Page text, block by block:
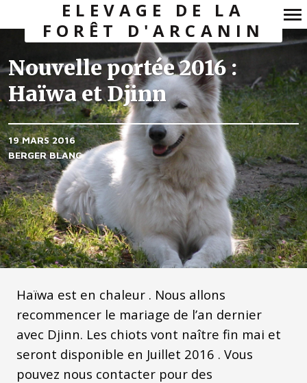
Navigation
principale
ELEVAGE DE LA
FORÊT D'ARCANIN
Nouvelle portée 2016 :
Haïwa et Djinn
19 MARS 2016
BERGER BLANC
Haïwa est en chaleur . Nous allons
recommencer le mariage de l’an dernier
avec Djinn. Les chiots vont naître fin mai et
seront disponible en Juillet 2016 . Vous
pouvez nous contacter pour des